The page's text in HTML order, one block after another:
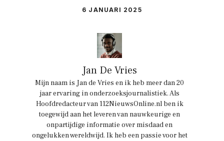
6 JANUARI 2025
Jan De Vries
Mijn naam is Jan de Vries en ik heb meer dan 20
jaar ervaring in onderzoeksjournalistiek. Als
Hoofdredacteur van 112NieuwsOnline.nl ben ik
toegewijd aan het leveren van nauwkeurige en
onpartijdige informatie over misdaad en
ongelukken wereldwijd. Ik heb een passie voor het